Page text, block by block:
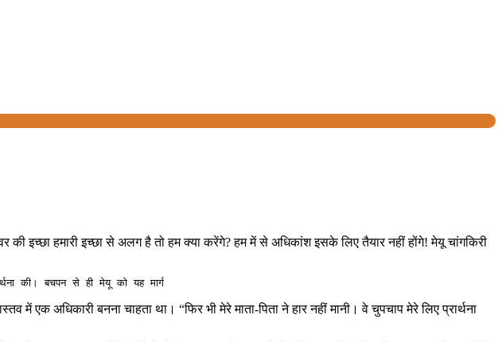
की इच्छा हमारी इच्छा से अलग है तो हम क्या करेंगे? हम में से अधिकांश इसके लिए तैयार नहीं होंगे! मेयू चांगकिरी
की। बचपन से ही मेयू को यह मार्ग
एक अधिकारी बनना चाहता था। “फिर भी मेरे माता-पिता ने हार नहीं मानी। वे चुपचाप मेरे लिए प्रार्थना